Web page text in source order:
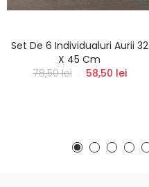
Set De 6 Individualuri Aurii 32
X 45 Cm
78,50 lei
58,50 lei